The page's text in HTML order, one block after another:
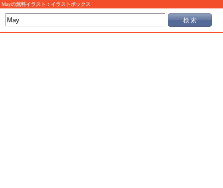
Mayの無料イラスト：イラストボックス
検 索